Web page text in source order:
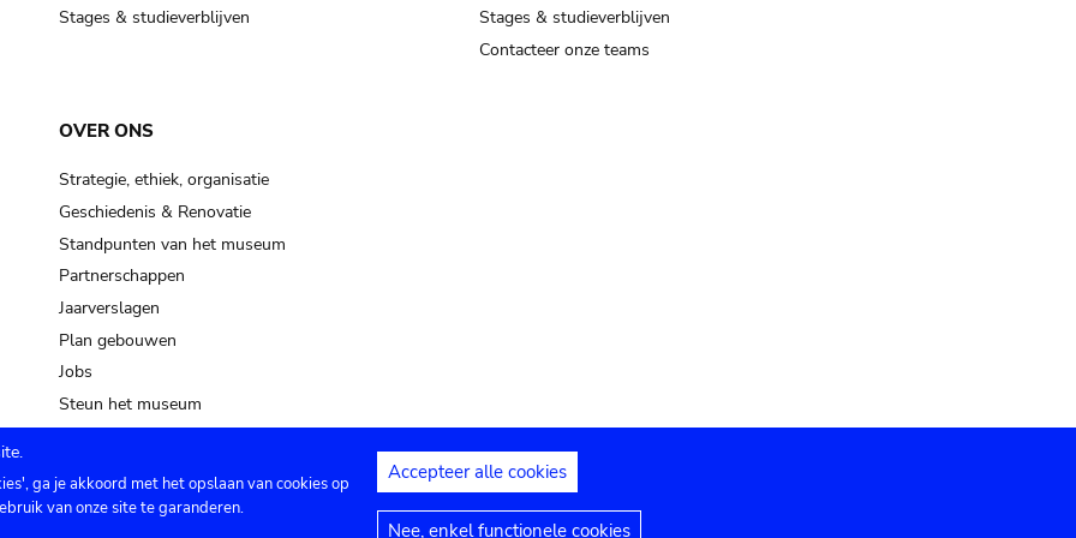
Stages & studieverblijven
Stages & studieverblijven
Contacteer onze teams
OVER ONS
Strategie, ethiek, organisatie
Geschiedenis & Renovatie
Standpunten van het museum
Partnerschappen
Jaarverslagen
Plan gebouwen
Jobs
Steun het museum
Privacy instellingen Juridische mededelingen
ga je akkoord met het opslaan van cookies op
van onze site te garanderen.
Accepteer alle cookies
Nee, enkel functionele cookies